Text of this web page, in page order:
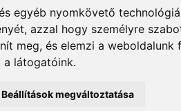
egyéb nyomkövető
azzal hogy személyre
meg, és elemzi a
a látogatóink.
Beállítások megváltoztatása
Téma: Halloween-i tök
«Válasz #15 Dátum:2014. október 26. -